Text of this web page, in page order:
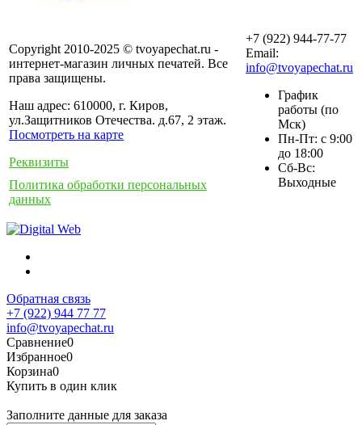
Copyright 2010-2025 © tvoyapechat.ru -
интернет-магазин личных печатей. Все
права защищены.
Наш адрес: 610000, г. Киров,
ул.Защитников Отечества. д.67, 2 этаж.
Посмотреть на карте
Реквизиты
Политика обработки персональных
данных
+7 (922) 944-77-77
Email:
info@tvoyapechat.ru
График
работы (по
Мск)
Пн-Пт: с 9:00
до 18:00
Сб-Вс:
Выходные
Обратная связь
+7 (922) 944 77 77
info@tvoyapechat.ru
Сравнение0
Избранное0
Корзина0
Купить в один клик
Заполните данные для заказа